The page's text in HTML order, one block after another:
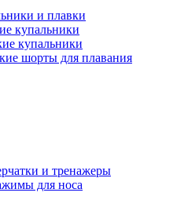
и плавки
купальники
купальники
шорты для плавания
и тренажеры
для носа